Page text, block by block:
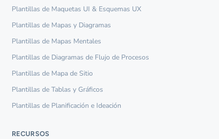
Plantillas de Maquetas UI & Esquemas UX
Plantillas de Mapas y Diagramas
Plantillas de Mapas Mentales
Plantillas de Diagramas de Flujo de Procesos
Plantillas de Mapa de Sitio
Plantillas de Tablas y Gráficos
Plantillas de Planificación e Ideación
RECURSOS